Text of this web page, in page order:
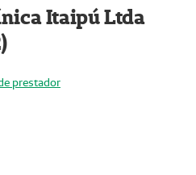
Itaipú Ltda
prestador